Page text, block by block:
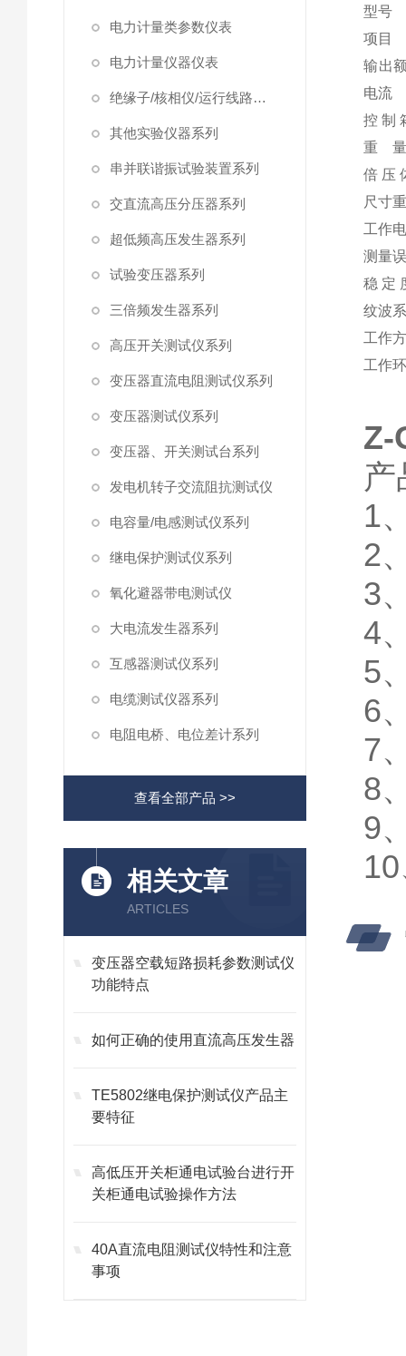
电力计量类参数仪表
电力计量仪器仪表
绝缘子/核相仪/运行线路试验仪器
其他实验仪器系列
串并联谐振试验装置系列
交直流高压分压器系列
超低频高压发生器系列
试验变压器系列
三倍频发生器系列
高压开关测试仪系列
变压器直流电阻测试仪系列
变压器测试仪系列
变压器、开关测试台系列
发电机转子交流阻抗测试仪
电容量/电感测试仪系列
继电保护测试仪系列
氧化避器带电测试仪
大电流发生器系列
互感器测试仪系列
电缆测试仪器系列
电阻电桥、电位差计系列
查看全部产品 >>
相关文章
ARTICLES
变压器空载短路损耗参数测试仪
功能特点
如何正确的使用直流高压发生器
TE5802继电保护测试仪产品主
要特征
高低压开关柜通电试验台进行开
关柜通电试验操作方法
40A直流电阻测试仪特性和注意
事项
型号
项目
输出
电流
控 制
重
倍 压
尺寸
工作
测量
稳 定
纹波
工作
工作
Z-
产
1
2
3
4
5
6
7
8
9